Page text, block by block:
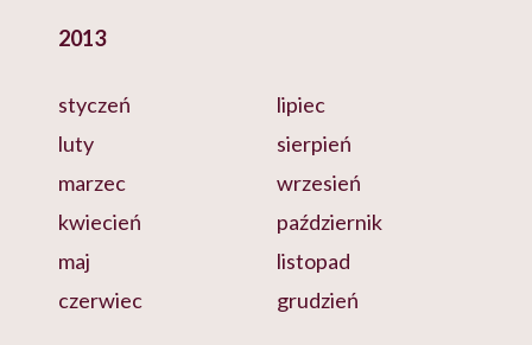
2013
styczeń
luty
marzec
kwiecień
maj
czerwiec
lipiec
sierpień
wrzesień
październik
listopad
grudzień